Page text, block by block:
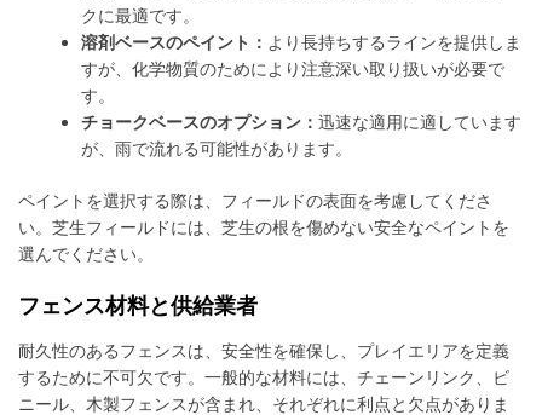
クに最適です。
溶剤ベースのペイント： より長持ちするラインを提供しま
すが、化学物質のためにより注意深い取り扱いが必要で
す。
チョークベースのオプション：迅速な適用に適しています
が、雨で流れる可能性があります。
ペイントを選択する際は、フィールドの表面を考慮してくださ
い。芝生フィールドには、芝生の根を傷めない安全なペイントを
選んでください。
フェンス材料と供給業者
耐久性のあるフェンスは、安全性を確保し、プレイエリアを定義
するために不可欠です。一般的な材料には、チェーンリンク、ビ
ニール、木製フェンスが含まれ、それぞれに利点と欠点がありま